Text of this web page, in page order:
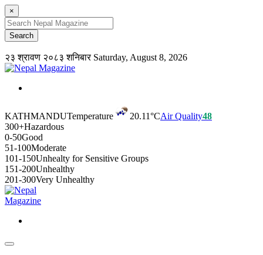
×
२३ श्रावण २०८३ शनिबारSaturday, August 8, 2026
KATHMANDUTemperature 20.11°CAir Quality48
300+Hazardous
0-50Good
51-100Moderate
101-150Unhealty for Sensitive Groups
151-200Unhealthy
201-300Very Unhealthy